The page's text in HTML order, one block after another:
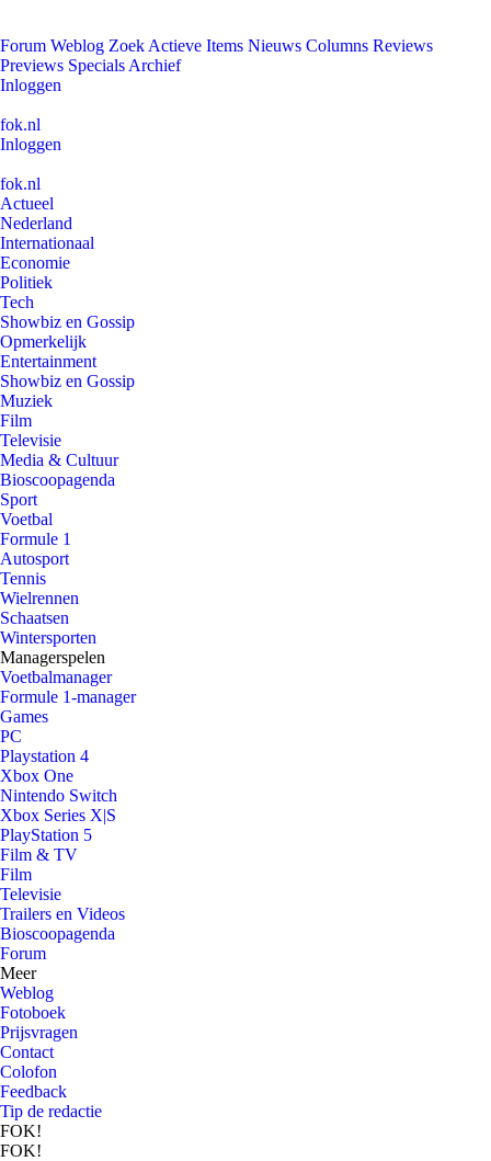
Forum Weblog Zoek Actieve Items Nieuws Columns Reviews
Previews Specials Archief
Inloggen
fok.nl
Inloggen
fok.nl
Actueel
Nederland
Internationaal
Economie
Politiek
Tech
Showbiz en Gossip
Opmerkelijk
Entertainment
Showbiz en Gossip
Muziek
Film
Televisie
Media & Cultuur
Bioscoopagenda
Sport
Voetbal
Formule 1
Autosport
Tennis
Wielrennen
Schaatsen
Wintersporten
Managerspelen
Voetbalmanager
Formule 1-manager
Games
PC
Playstation 4
Xbox One
Nintendo Switch
Xbox Series X|S
PlayStation 5
Film & TV
Film
Televisie
Trailers en Videos
Bioscoopagenda
Forum
Meer
Weblog
Fotoboek
Prijsvragen
Contact
Colofon
Feedback
Tip de redactie
FOK!
FOK!